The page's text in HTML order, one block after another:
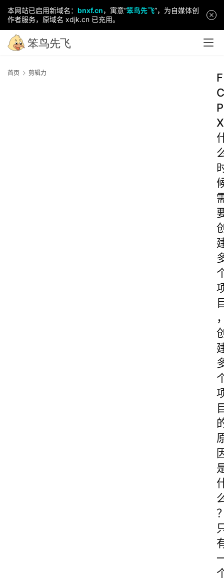
本网站已启用新域名： bnxf.cn，寓意“笨鸟先飞”，为自媒体创
作者服务，原域名 xdjk.cn 已充用。
首页 剪辑力
F
C
P
X